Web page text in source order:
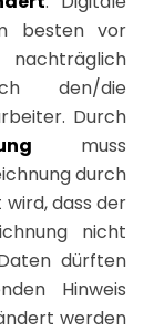
besten vor
den/die
Durch
muss
durch
dass der
nicht
dürften
Hinweis
werden